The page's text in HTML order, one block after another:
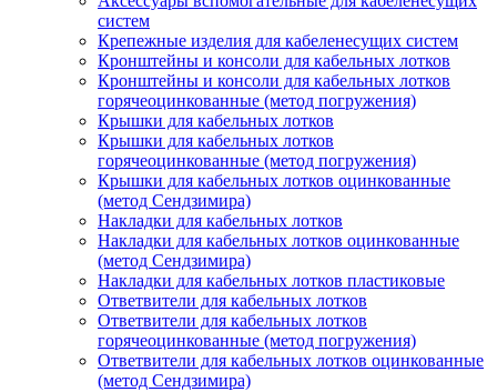
систем
Крепежные изделия для кабеленесущих систем
Кронштейны и консоли для кабельных лотков
Кронштейны и консоли для кабельных лотков
горячеоцинкованные (метод погружения)
Крышки для кабельных лотков
Крышки для кабельных лотков
горячеоцинкованные (метод погружения)
Крышки для кабельных лотков оцинкованные
(метод Сендзимира)
Накладки для кабельных лотков
Накладки для кабельных лотков оцинкованные
(метод Сендзимира)
Накладки для кабельных лотков пластиковые
Ответвители для кабельных лотков
Ответвители для кабельных лотков
горячеоцинкованные (метод погружения)
Ответвители для кабельных лотков оцинкованные
(метод Сендзимира)